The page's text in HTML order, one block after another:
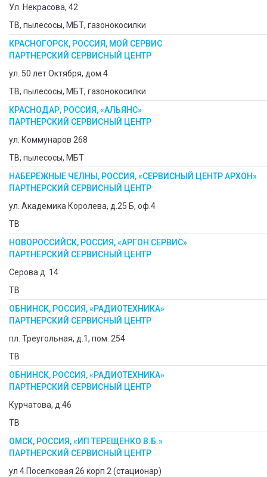
Ул. Некрасова, 42
ТВ, пылесосы, МБТ, газонокосилки
КРАСНОГОРСК, РОССИЯ, МОЙ СЕРВИС
ПАРТНЕРСКИЙ СЕРВИСНЫЙ ЦЕНТР
ул. 50 лет Октября, дом 4
ТВ, пылесосы, МБТ, газонокосилки
КРАСНОДАР, РОССИЯ, «АЛЬЯНС»
ПАРТНЕРСКИЙ СЕРВИСНЫЙ ЦЕНТР
ул. Коммунаров 268
ТВ, пылесосы, МБТ
НАБЕРЕЖНЫЕ ЧЕЛНЫ, РОССИЯ, «СЕРВИСНЫЙ ЦЕНТР АРХОН»
ПАРТНЕРСКИЙ СЕРВИСНЫЙ ЦЕНТР
ул. Академика Королева, д.25 Б, оф.4
ТВ
НОВОРОССИЙСК, РОССИЯ, «АРГОН СЕРВИС»
ПАРТНЕРСКИЙ СЕРВИСНЫЙ ЦЕНТР
Серова д. 14
ТВ
ОБНИНСК, РОССИЯ, «РАДИОТЕХНИКА»
ПАРТНЕРСКИЙ СЕРВИСНЫЙ ЦЕНТР
пл. Треугольная, д.1, пом. 254
ТВ
ОБНИНСК, РОССИЯ, «РАДИОТЕХНИКА»
ПАРТНЕРСКИЙ СЕРВИСНЫЙ ЦЕНТР
Курчатова, д.46
ТВ
ОМСК, РОССИЯ, «ИП ТЕРЕЩЕНКО В.Б.»
ПАРТНЕРСКИЙ СЕРВИСНЫЙ ЦЕНТР
ул 4 Поселковая 26 корп 2 (стационар)